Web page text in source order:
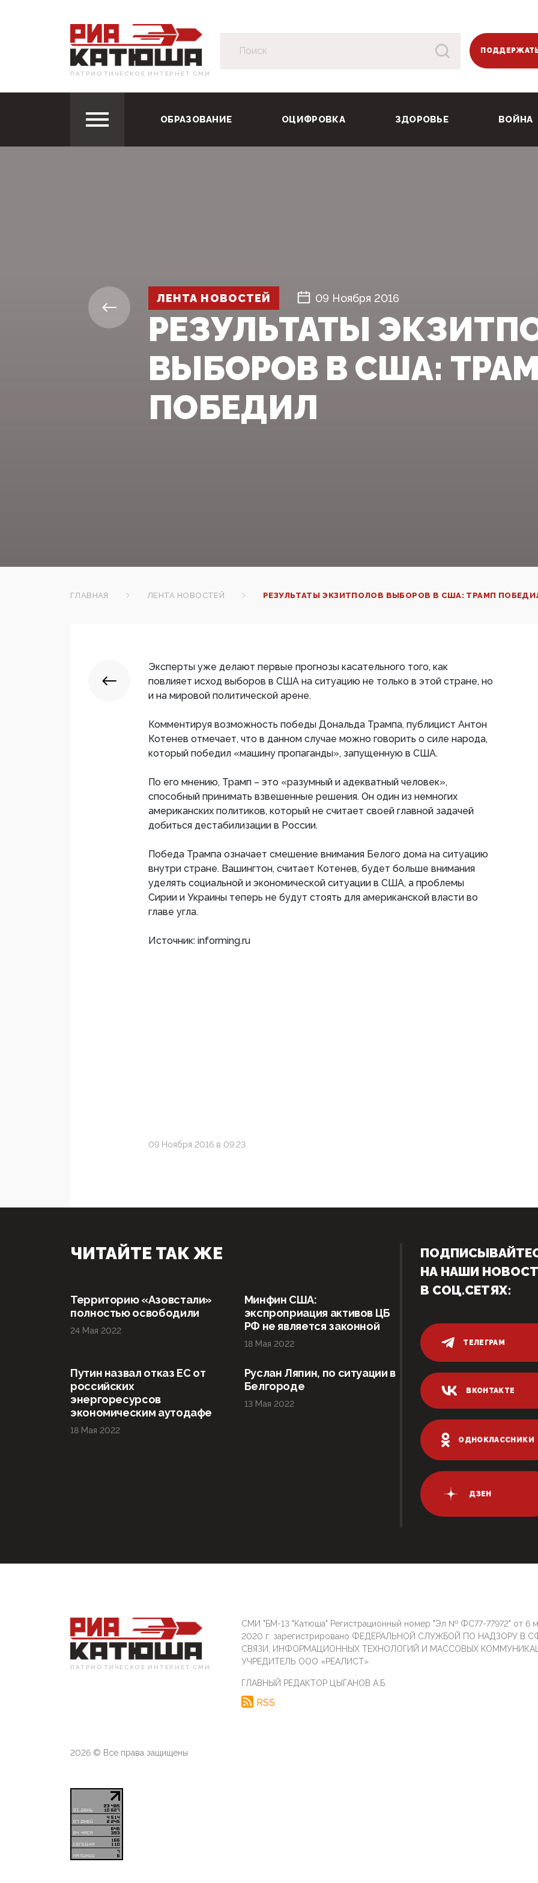
ПАТРИОТИЧЕСКОЕ ИНТЕРНЕТ СМИ
ОБРАЗОВАНИЕ ОЦИФРОВКА ЗДОРОВЬЕ ВОЙНА
ЛЕНТА НОВОСТЕЙ 09 Ноября 2016
РЕЗУЛЬТАТЫ
ВЫБОРОВ В США:
ПОБЕДИЛ
ГЛАВНАЯ ЛЕНТА НОВОСТЕЙ РЕЗУЛЬТАТЫ ЭКЗИТПОЛОВ ВЫБОРОВ В США: ТРАМП
Эксперты уже делают первые прогнозы касательного того, как
повлияет исход выборов в США на ситуацию не только в этой стране, но
и на мировой политической арене.
Комментируя возможность победы Дональда Трампа, публицист Антон
Котенев отмечает, что в данном случае можно говорить о силе народа,
который победил «машину пропаганды», запущенную в США.
По его мнению, Трамп – это «разумный и адекватный человек»,
способный принимать взвешенные решения. Он один из немногих
американских политиков, который не считает своей главной задачей
добиться дестабилизации в России.
Победа Трампа означает смешение внимания Белого дома на ситуацию
внутри стране. Вашингтон, считает Котенев, будет больше внимания
уделять социальной и экономической ситуации в США, а проблемы
Сирии и Украины теперь не будут стоять для американской власти во
главе угла.
Источник: informing.ru
09 Ноября 2016 в 09:23
ЧИТАЙТЕ ТАК ЖЕ
Территорию «Азовстали»
полностью освободили
24 Мая 2022
Минфин США:
экспроприация активов ЦБ
РФ не является законной
18 Мая 2022
Путин назвал отказ ЕС от
российских
энергоресурсов
экономическим аутодафе
18 Мая 2022
Руслан Ляпин, по ситуации в
Белгороде
13 Мая 2022
НА НАШИ
В СОЦ.СЕТЯХ:
ТЕЛЕГРАМ
ВКОНТАКТЕ
ОДНОКЛАССНИКИ
ДЗЕН
ПАТРИОТИЧЕСКОЕ ИНТЕРНЕТ СМИ
СМИ "БМ-13 "Катюша" Регистрационный номер "Эл № ФС77-77972" от 6
2020 г. зарегистрировано ФЕДЕРАЛЬНОЙ СЛУЖБОЙ ПО НАДЗОРУ В
СВЯЗИ, ИНФОРМАЦИОННЫХ ТЕХНОЛОГИЙ И МАССОВЫХ
УЧРЕДИТЕЛЬ ООО «РЕАЛИСТ»
ГЛАВНЫЙ РЕДАКТОР ЦЫГАНОВ А.Б.
RSS
2026 © Все права защищены